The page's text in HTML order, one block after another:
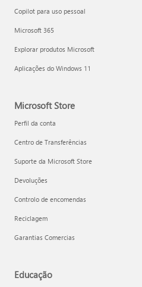
Copilot para uso pessoal
Microsoft 365
Explorar produtos Microsoft
Aplicações do Windows 11
Microsoft Store
Perfil da conta
Centro de Transferências
Suporte da Microsoft Store
Devoluções
Controlo de encomendas
Reciclagem
Garantias Comercias
Educação